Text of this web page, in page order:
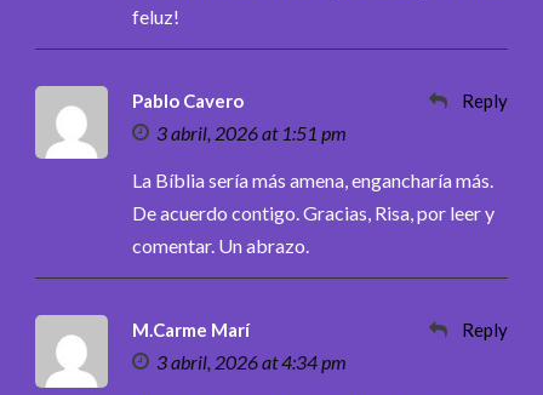
feluz!
Pablo Cavero
3 abril, 2026 at 1:51 pm
Reply
La Bíblia sería más amena, engancharía más.
De acuerdo contigo. Gracias, Risa, por leer y
comentar. Un abrazo.
M.Carme Marí
3 abril, 2026 at 4:34 pm
Reply